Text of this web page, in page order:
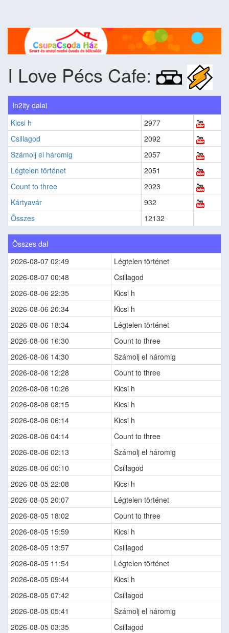
I Love Pécs Cafe:
In2ity dalai
Kicsi h
2977
Csillagod
2092
Számolj el háromig
2057
Légtelen történet
2051
Count to three
2023
Kártyavár
932
Összes
12132
Összes dal
2026-08-07 02:49
Légtelen történet
2026-08-07 00:48
Csillagod
2026-08-06 22:35
Kicsi h
2026-08-06 20:34
Kicsi h
2026-08-06 18:34
Légtelen történet
2026-08-06 16:30
Count to three
2026-08-06 14:30
Számolj el háromig
2026-08-06 12:28
Count to three
2026-08-06 10:26
Kicsi h
2026-08-06 08:15
Kicsi h
2026-08-06 06:14
Kicsi h
2026-08-06 04:14
Count to three
2026-08-06 02:13
Számolj el háromig
2026-08-06 00:10
Csillagod
2026-08-05 22:08
Kicsi h
2026-08-05 20:07
Légtelen történet
2026-08-05 18:02
Count to three
2026-08-05 15:59
Kicsi h
2026-08-05 13:57
Csillagod
2026-08-05 11:54
Légtelen történet
2026-08-05 09:44
Kicsi h
2026-08-05 07:42
Csillagod
2026-08-05 05:41
Számolj el háromig
2026-08-05 03:35
Csillagod